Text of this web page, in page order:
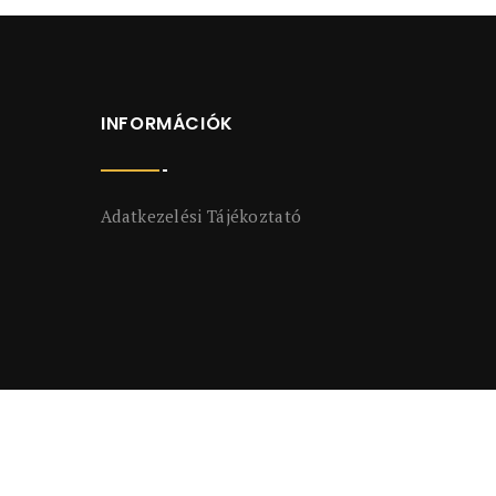
INFORMÁCIÓK
Adatkezelési Tájékoztató